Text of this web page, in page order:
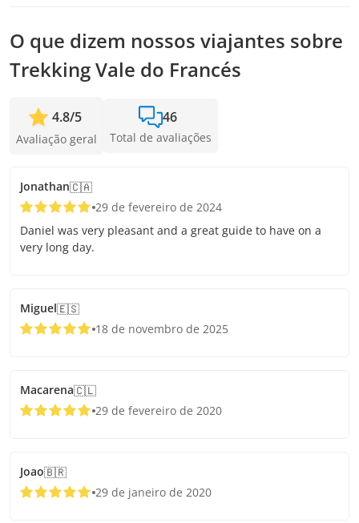
Adulto: CLP$ 48.500 por pessoa
Adolescente (13 a 17 anos): CLP$ 16.600 por pessoa
Criança (0 a 12 anos): Gratuito (mesmo assim, é
necessário retirar o ingresso correspondente)
O que dizem nossos viajantes sobre
Trekking Vale do Francés
4.8/5
Avaliação geral
46
Total de avaliações
Jonathan🇨🇦
29 de fevereiro de 2024
Daniel was very pleasant and a great guide to have on a
very long day.
Miguel🇪🇸
18 de novembro de 2025
Macarena🇨🇱
29 de fevereiro de 2020
Joao🇧🇷
29 de janeiro de 2020